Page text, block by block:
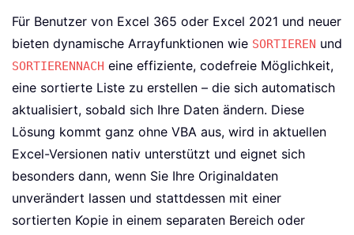
Für Benutzer von Excel 365 oder Excel 2021 und neuer
bieten dynamische Arrayfunktionen wie SORTIEREN und
SORTIERENNACH eine effiziente, codefreie Möglichkeit,
eine sortierte Liste zu erstellen – die sich automatisch
aktualisiert, sobald sich Ihre Daten ändern. Diese
Lösung kommt ganz ohne VBA aus, wird in aktuellen
Excel-Versionen nativ unterstützt und eignet sich
besonders dann, wenn Sie Ihre Originaldaten
unverändert lassen und stattdessen mit einer
sortierten Kopie in einem separaten Bereich oder